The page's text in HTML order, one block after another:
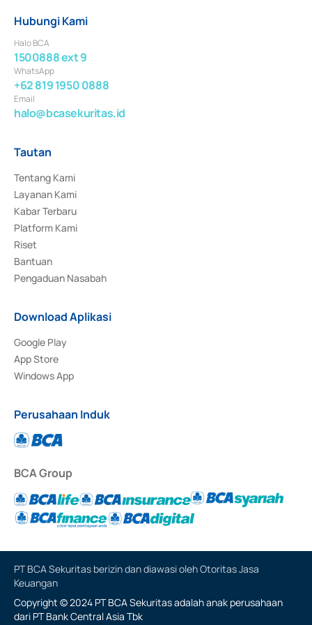
Hubungi Kami
Halo BCA
1500888 ext 9
WhatsApp
+62 819 1950 0888
Email
halo@bcasekuritas.id
Tautan
Tentang Kami
Layanan Kami
Kabar Terbaru
Platform Kami
Riset
Bantuan
Pengaduan Nasabah
Download Aplikasi
Google Play
App Store
Windows App
Perusahaan Induk
BCA Group
PT BCA Sekuritas berizin dan diawasi oleh Otoritas Jasa
Keuangan
Copyright © 2024 PT BCA Sekuritas adalah anak perusahaan
dari PT Bank Central Asia Tbk